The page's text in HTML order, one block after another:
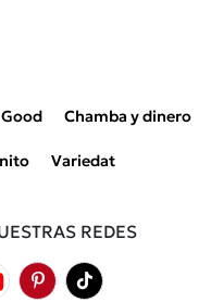
Good Chamba y dinero
Variedat
REDES